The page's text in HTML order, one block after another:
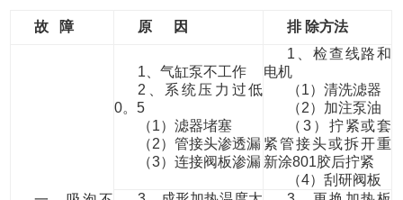
故 障 原 因 排 除方法
1、气缸泵不工作
2、系统压力过低
0。5
（1）滤器堵塞
（2）管接头渗透漏
（3）连接阀板渗漏
1、检查线路和
电机
（1）清洗滤器
（2）加注泵油
（3）拧紧或套
紧管接头或拆开重
新涂801胶后拧紧
（4）刮研阀板